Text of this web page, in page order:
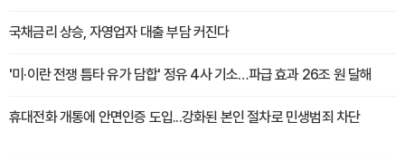
국채금리 상승, 자영업자 대출 부담 커진다
'미·이란 전쟁 틈타 유가 담합' 정유 4사 기소…파급 효과 26조 원 달해
휴대전화 개통에 안면인증 도입...강화된 본인 절차로 민생범죄 차단